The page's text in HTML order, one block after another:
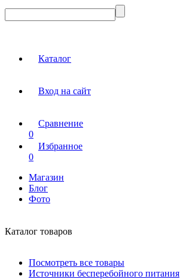
Каталог
Вход на сайт
Сравнение
0
Избранное
0
Магазин
Блог
Фото
Каталог товаров
Посмотреть все товары
Источники бесперебойного питания